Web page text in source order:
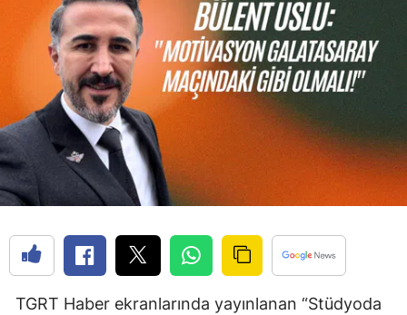
TGRT Haber ekranlarında yayınlanan “Stüdyoda